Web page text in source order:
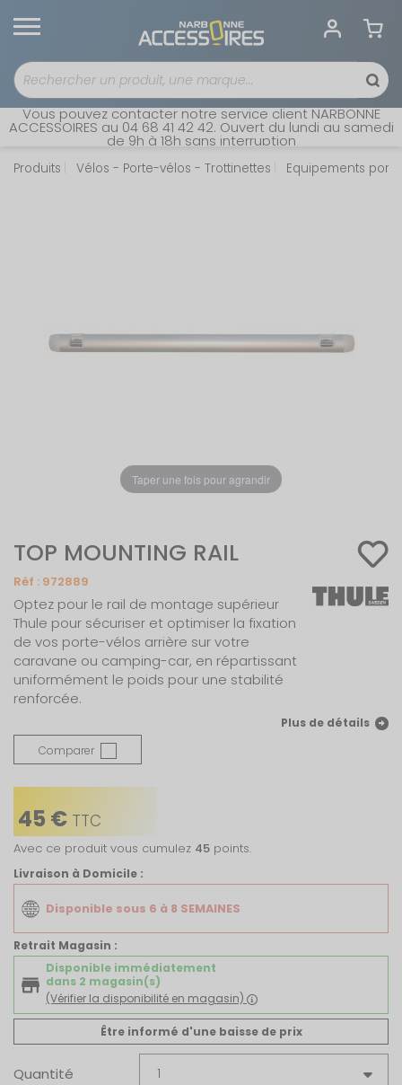
Vous pouvez contacter notre service client NARBONNE
ACCESSOIRES au 04 68 41 42 42. Ouvert du lundi au samedi
de 9h à 18h sans interruption
Produits Vélos - Porte-vélos - Trottinettes Equipements
Taper une fois pour agrandir
TOP MOUNTING RAIL
Réf : 972889
Optez pour le rail de montage supérieur
Thule pour sécuriser et optimiser la fixation
de vos porte-vélos arrière sur votre
caravane ou camping-car, en répartissant
uniformément le poids pour une stabilité
renforcée.
Plus de détails
Comparer
45 € TTC
Avec ce produit vous cumulez 45 points.
Livraison à Domicile :
Disponible sous 6 à 8 SEMAINES
Retrait Magasin :
Disponible immédiatement
dans 2 magasin(s)
(Vérifier la disponibilité en magasin)
Être informé d'une baisse de prix
Quantité